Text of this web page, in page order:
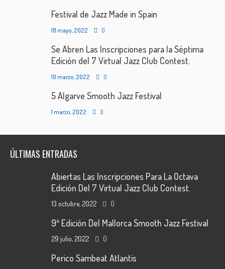
Festival de Jazz Made in Spain
18 mayo, 2022 0
Se Abren Las Inscripciones para la Séptima
Edición del 7 Virtual Jazz Club Contest.
10 marzo, 2022 0
5 Algarve Smooth Jazz Festival
1 marzo, 2022 0
ÚLTIMAS ENTRADAS
Abiertas Las Inscripciones Para La Octava
Edición Del 7 Virtual Jazz Club Contest.
13 octubre, 2022 0
9ª Edición Del Mallorca Smooth Jazz Festival
29 julio, 2022 0
Perico Sambeat Atlantis